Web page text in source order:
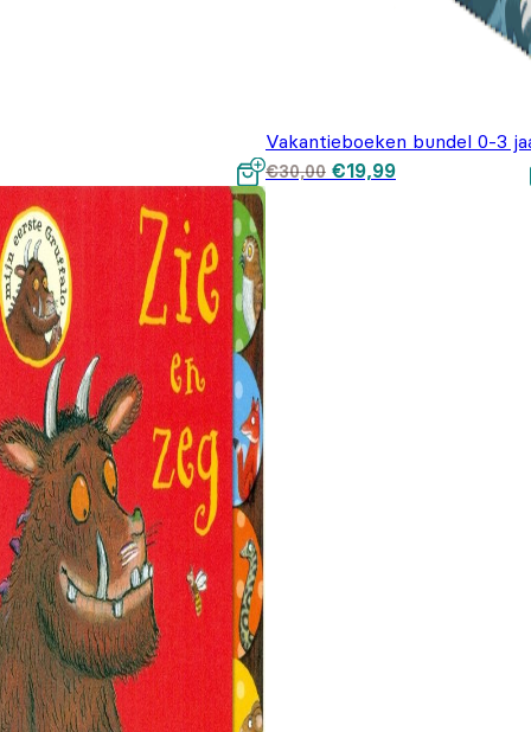
Vakantieboeken bundel 0-3
€30,00 Oorspronkelijke prijs
was: €30,00.
€19,99Huidige prijs
€19,99.